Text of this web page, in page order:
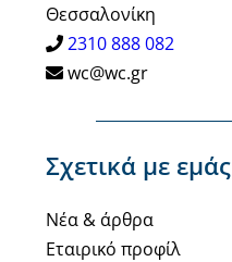
Θεσσαλονίκη
2310 888 082
wc@wc.gr
Σχετικά με εμάς
Νέα & άρθρα
Εταιρικό προφίλ